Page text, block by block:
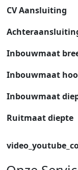
CV Aansluiting
Inbouwmaat
Inbouwmaat
Inbouwmaat
Ruitmaat diepte